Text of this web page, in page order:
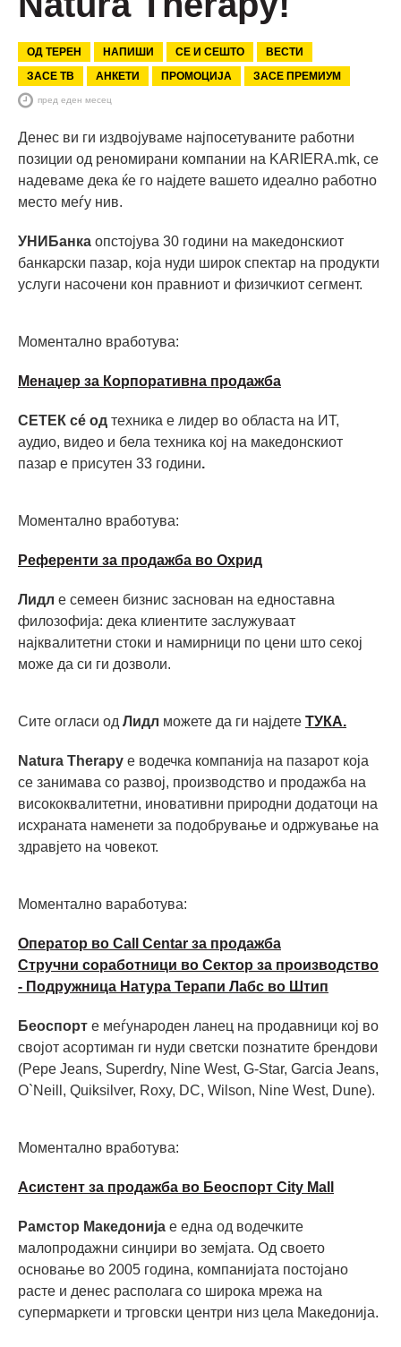
ОД ТЕРЕН НАПИШИ СЕ И СЕШТО
ВЕСТИ
ЗАСЕ ТВ
АНКЕТИ ПРОМОЦИЈА ЗАСЕ ПРЕМИУМ
пред еден месец
Денес ви ги издвојуваме најпосетуваните работни
позиции од реномирани компании на KARIERA.mk, се
надеваме дека ќе го најдете вашето идеално работно
место меѓу нив.
УНИБанка опстојува 30 години на македонскиот
банкарски пазар, која нуди широк спектар на продукти
услуги насочени кон правниот и физичкиот сегмент.
Моментално вработува:
Mенаџер за Корпоративна продажба
СЕТЕК сé од техника е лидер во областа на ИТ,
аудио, видео и бела техника кој на македонскиот
пазар е присутен 33 години.
Моментално вработува:
Референти за продажба во Охрид
Лидл е семеен бизнис заснован на едноставна
филозофија: дека клиентите заслужуваат
најквалитетни стоки и намирници по цени што секој
може да си ги дозволи.
Сите огласи од Лидл можете да ги најдете ТУКА.
Natura Therapy е водечка компанија на пазарот која
се занимава со развој, производство и продажба на
висококвалитетни, иновативни природни додатоци на
исхраната наменети за подобрување и одржување на
здравјето на човекот.
Моментално ваработува:
Оператор во Call Centar за продажба
Стручни соработници во Сектор за производство
- Подружница Натура Терапи Лабс во Штип
Беоспорт е меѓународен ланец на продавници кој во
својот асортиман ги нуди светски познатите брендови
(Pepe Jeans, Superdry, Nine West, G-Star, Garcia Jeans,
O`Neill, Quiksilver, Roxy, DC, Wilson, Nine West, Dune).
Моментално вработува:
Асистент за продажба во Беоспорт City Mall
Рамстор Македонија е една од водечките
малопродажни синџири во земјата. Од своето
основање во 2005 година, компанијата постојано
расте и денес располага со широка мрежа на
супермаркети и трговски центри низ цела Македонија.